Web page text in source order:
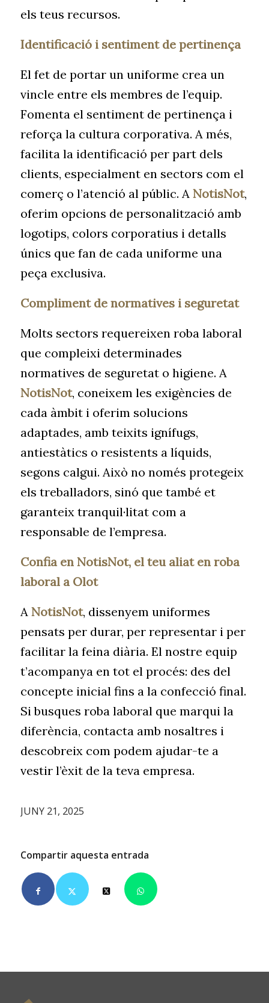
els teus recursos.
Identificació i sentiment de pertinença
El fet de portar un uniforme crea un
vincle entre els membres de l’equip.
Fomenta el sentiment de pertinença i
reforça la cultura corporativa. A més,
facilita la identificació per part dels
clients, especialment en sectors com el
comerç o l’atenció al públic. A NotisNot,
oferim opcions de personalització amb
logotips, colors corporatius i detalls
únics que fan de cada uniforme una
peça exclusiva.
Compliment de normatives i seguretat
Molts sectors requereixen roba laboral
que compleixi determinades
normatives de seguretat o higiene. A
NotisNot, coneixem les exigències de
cada àmbit i oferim solucions
adaptades, amb teixits ignífugs,
antiestàtics o resistents a líquids,
segons calgui. Això no només protegeix
els treballadors, sinó que també et
garanteix tranquil·litat com a
responsable de l’empresa.
Confia en NotisNot, el teu aliat en roba
laboral a Olot
A NotisNot, dissenyem uniformes
pensats per durar, per representar i per
facilitar la feina diària. El nostre equip
t’acompanya en tot el procés: des del
concepte inicial fins a la confecció final.
Si busques roba laboral que marqui la
diferència, contacta amb nosaltres i
descobreix com podem ajudar-te a
vestir l’èxit de la teva empresa.
JUNY 21, 2025
Compartir aquesta entrada